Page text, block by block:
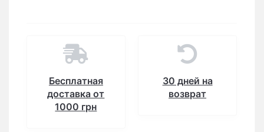
Бесплатная
доставка от
1000 грн
30 дней на
возврат